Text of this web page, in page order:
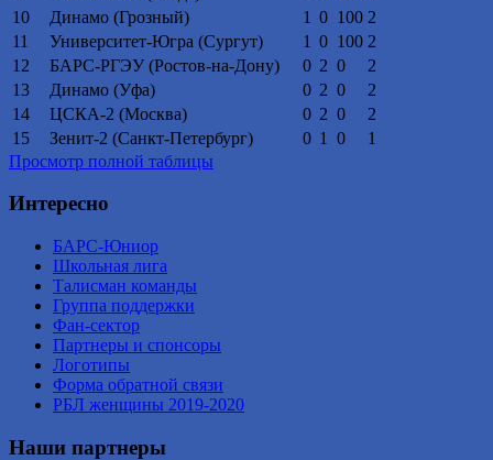
10
Динамо (Грозный) 1 0 100 2
11
Университет-Югра (Сургут) 1 0 100 2
12
БАРС-РГЭУ (Ростов-на-Дону) 0 2 0
2
13
Динамо (Уфа) 0 2 0
2
14
ЦСКА-2 (Москва) 0 2 0
2
15
Зенит-2 (Санкт-Петербург) 0 1 0
1
Просмотр полной таблицы
Интересно
БАРС-Юниор
Школьная лига
Талисман команды
Группа поддержки
Фан-сектор
Партнеры и спонсоры
Логотипы
Форма обратной связи
РБЛ женщины 2019-2020
Наши партнеры